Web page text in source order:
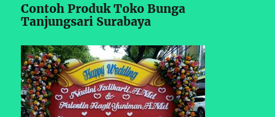
Contoh Produk Toko Bunga
Tanjungsari Surabaya